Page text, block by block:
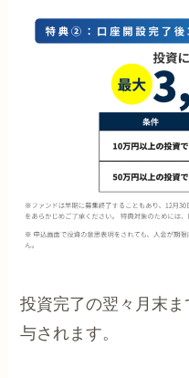
投資完了の翌々月末
与されます。